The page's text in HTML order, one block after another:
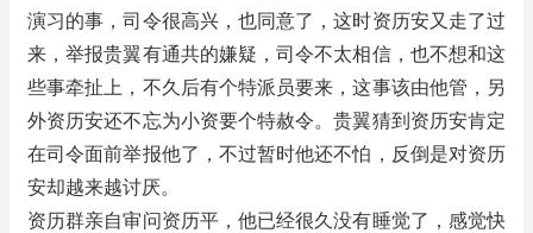
演习的事，司令很高兴，也同意了，这时资历安又走了过
来，举报贵翼有通共的嫌疑，司令不太相信，也不想和这
些事牵扯上，不久后有个特派员要来，这事该由他管，另
外资历安还不忘为小资要个特赦令。贵翼猜到资历安肯定
在司令面前举报他了，不过暂时他还不怕，反倒是对资历
安却越来越讨厌。
资历群亲自审问资历平，他已经很久没有睡觉了，感觉快